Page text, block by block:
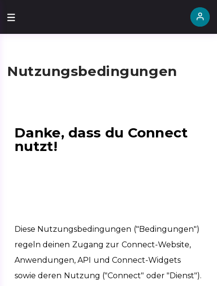
Nutzungsbedingungen
Danke, dass du Connect
nutzt!
Diese Nutzungsbedingungen ("Bedingungen")
regeln deinen Zugang zur Connect-Website,
Anwendungen, API und Connect-Widgets
sowie deren Nutzung ("Connect" oder "Dienst").